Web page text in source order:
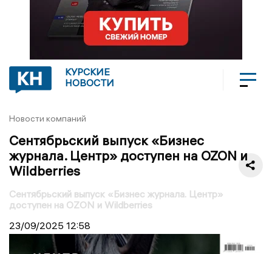
КУРСКИЕ
НОВОСТИ
Новости компаний
Сентябрьский выпуск «Бизнес
журнала. Центр» доступен на OZON и
Wildberries
Сентябрьский выпуск «Бизнес журнала. Центр»
доступен на OZON и Wildberries
23/09/2025 12:58